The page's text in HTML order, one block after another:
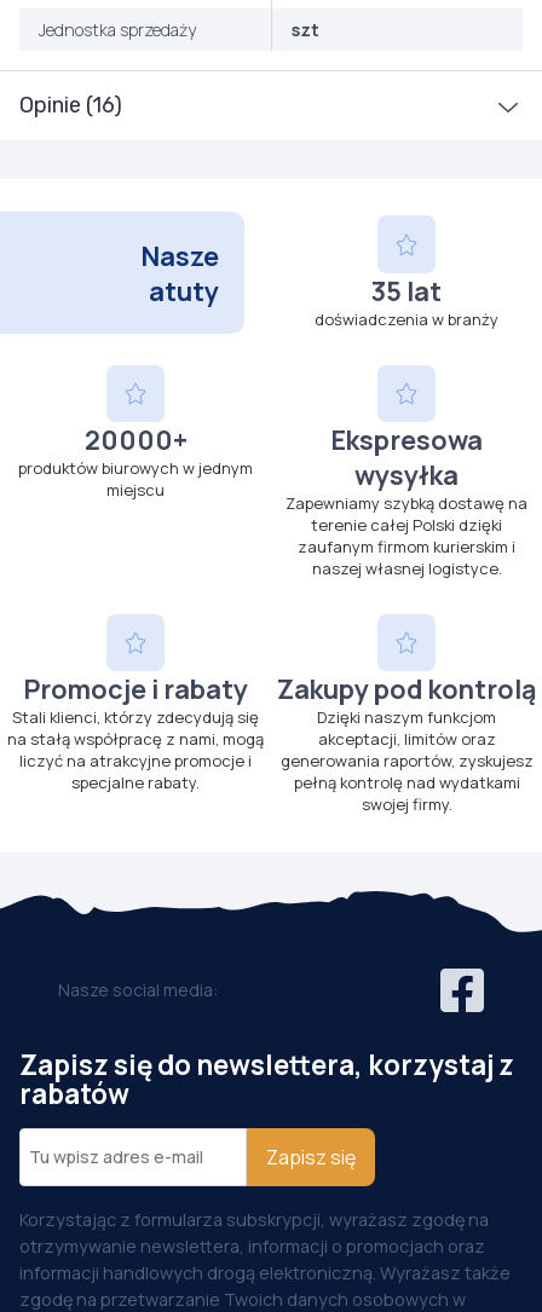
Opinie (16)
Jednostka sprzedaży szt
Nasze
atuty
35 lat
doświadczenia w branży
20000+
produktów biurowych w jednym
miejscu
Ekspresowa
wysyłka
Zapewniamy szybką dostawę na
terenie całej Polski dzięki
zaufanym firmom kurierskim i
naszej własnej logistyce.
Promocje i rabaty
Stali klienci, którzy zdecydują się
na stałą współpracę z nami, mogą
liczyć na atrakcyjne promocje i
specjalne rabaty.
Zakupy pod kontrolą
Dzięki naszym funkcjom
akceptacji, limitów oraz
generowania raportów, zyskujesz
pełną kontrolę nad wydatkami
swojej firmy.
Nasze social media:
Zapisz się do newslettera, korzystaj z
rabatów
Zapisz się
Korzystając z formularza subskrypcji, wyrażasz zgodę na
otrzymywanie newslettera, informacji o promocjach oraz
informacji handlowych drogą elektroniczną. Wyrażasz także
zgodę na przetwarzanie Twoich danych osobowych w